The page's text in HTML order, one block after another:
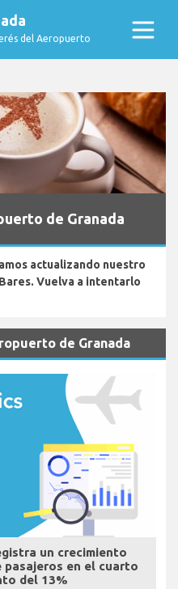
del Aeropuerto
de Granada
actualizando nuestro
Vuelva a intentarlo
de Granada
un crecimiento
en el cuarto
del 13%